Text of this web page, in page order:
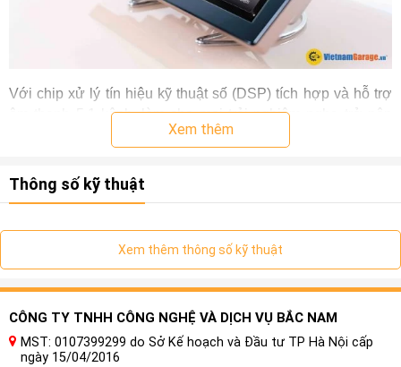
Với chip xử lý tín hiệu kỹ thuật số (DSP) tích hợp và hỗ trợ
âm thanh 5.1 kênh, làm cho mọi trải nghiệm nghe trở nên
đặc biệt và được tùy chỉnh theo sở thích của bạn bằng các
mẽ.
Xem thêm
Thông số kỹ thuật
Xem thêm thông số kỹ thuật
CÔNG TY TNHH CÔNG NGHỆ VÀ DỊCH VỤ BẮC NAM
MST: 0107399299 do Sở Kế hoạch và Đầu tư TP Hà Nội cấp
ngày 15/04/2016